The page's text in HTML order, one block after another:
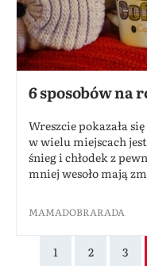
6 sposobów na
Wreszcie pokazała
w wielu miejscach
śnieg i chłodek z
mniej wesoło mają
MAMADOBRARADA
1 2 3